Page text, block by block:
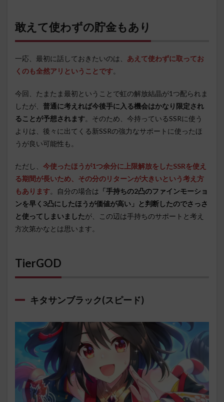
敢えて使わずの貯金もあり
一応、最初に話しておきたいのは、 あえて使わずに取ってお
くのも全然アリ ということです。
今回、たまたま最初ということで虹の解放結晶が1つ配られま
したが、 普通に考えれば今後手に入る機会はかなり限定され
ることが予想されます。そのため、今持っているSSRに使う
よりは、後々に出てくる新SSRの強力なサポートに使ったほ
うが良い可能性も。
ただし、 今使ったほうが1つ余分に上限解放をしたSSRを使え
る期間が長いため、その分のリターンが大きいという考え方
もあります。自分の場合は 「手持ちの2凸のファインモーショ
ンを早く3凸にしたほうが価値が高い」と判断したのでさっさ
と使ってしまいましたが、この辺は手持ちのサポートと考え
方次第かなとは思います。
TierGOD
キタサンブラック(スピード)